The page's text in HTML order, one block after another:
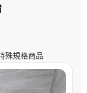
殊規格商品